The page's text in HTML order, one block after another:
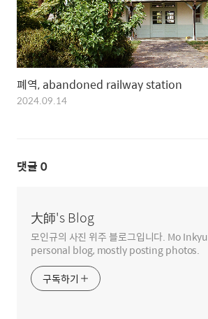
폐역, abandoned railway station
2024.09.14
댓글 0
大師's Blog
모인규의 사진 위주 블로그입니다. Mo Inkyu
personal blog, mostly posting photos.
구독하기